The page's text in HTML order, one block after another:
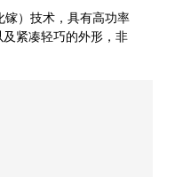
）技术，具有高功率
紧凑轻巧的外形，非